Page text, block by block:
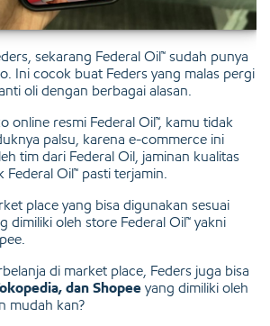
sekarang Federal Oil™ sudah punya
Ini cocok buat Feders yang malas pergi
oli dengan berbagai alasan.
online resmi Federal Oil™, kamu tidak
palsu, karena e-commerce ini
tim dari Federal Oil, jaminan kualitas
Oil™ pasti terjamin.
place yang bisa digunakan sesuai
dimiliki oleh store Federal Oil™ yakni
di market place, Feders juga bisa
dan Shopee yang dimiliki oleh
mudah kan?